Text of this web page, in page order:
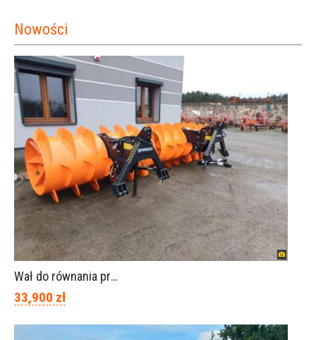
Nowości
Wał do równania pryzm z kiszonką -TORNADO-SPAWEX
33,900 zł